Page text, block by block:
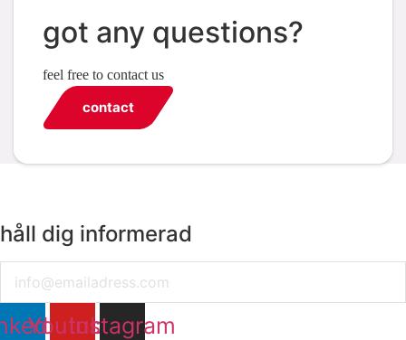
got any questions?
feel free to contact us
contact
håll dig informerad
Youtube
Instagram